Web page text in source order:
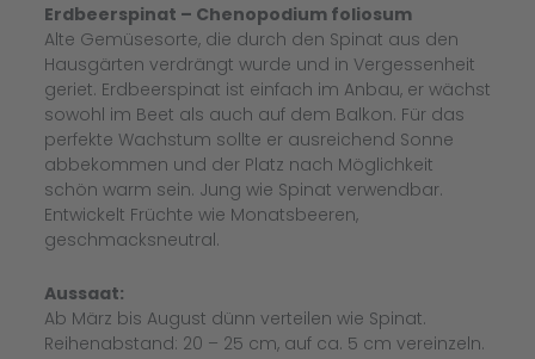
Erdbeerspinat – Chenopodium foliosum
Alte Gemüsesorte, die durch den Spinat aus den
Hausgärten verdrängt wurde und in Vergessenheit
geriet. Erdbeerspinat ist einfach im Anbau, er wächst
sowohl im Beet als auch auf dem Balkon. Für das
perfekte Wachstum sollte er ausreichend Sonne
abbekommen und der Platz nach Möglichkeit
schön warm sein. Jung wie Spinat verwendbar.
Entwickelt Früchte wie Monatsbeeren,
geschmacksneutral.
Aussaat:
Ab März bis August dünn verteilen wie Spinat.
Reihenabstand: 20 – 25 cm, auf ca. 5 cm vereinzeln.